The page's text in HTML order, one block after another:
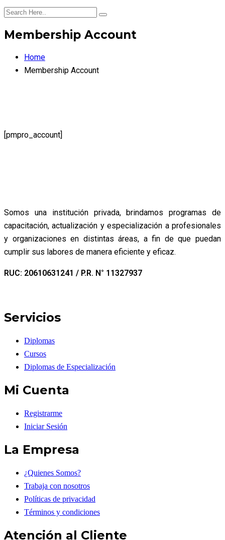
Membership Account
Home
Membership Account
[pmpro_account]
Somos una institución privada, brindamos programas de
capacitación, actualización y especialización a profesionales
y organizaciones en distintas áreas, a fin de que puedan
cumplir sus labores de manera eficiente y eficaz.
RUC: 20610631241 / P.R. N° 11327937
Servicios
Diplomas
Cursos
Diplomas de Especialización
Mi Cuenta
Registrarme
Iniciar Sesión
La Empresa
¿Quienes Somos?
Trabaja con nosotros
Políticas de privacidad
Términos y condiciones
Atención al Cliente